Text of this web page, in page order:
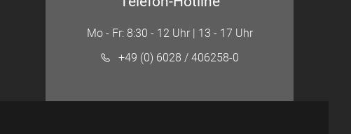
Mo - Fr: 8:30 - 12 Uhr | 13 - 17 Uhr
+49 (0) 6028 / 406258-0